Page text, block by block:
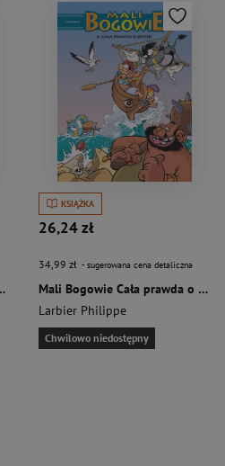
Tom 4
KSIĄŻKA
26,24 zł
34,99 zł - sugerowana cena detaliczna
Mali Bogowie Cała prawda o Odysei Tom 6
Larbier Philippe
Chwilowo niedostępny